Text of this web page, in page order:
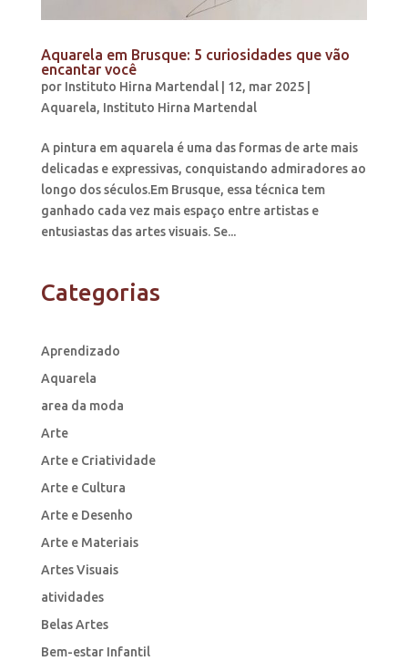
Aquarela em Brusque: 5 curiosidades que vão
encantar você
por Instituto Hirna Martendal| 12, mar 2025|
Aquarela, Instituto Hirna Martendal
A pintura em aquarela é uma das formas de arte mais
delicadas e expressivas, conquistando admiradores ao
longo dos séculos.Em Brusque, essa técnica tem
ganhado cada vez mais espaço entre artistas e
entusiastas das artes visuais. Se...
Categorias
Aprendizado
Aquarela
area da moda
Arte
Arte e Criatividade
Arte e Cultura
Arte e Desenho
Arte e Materiais
Artes Visuais
atividades
Belas Artes
Bem-estar Infantil